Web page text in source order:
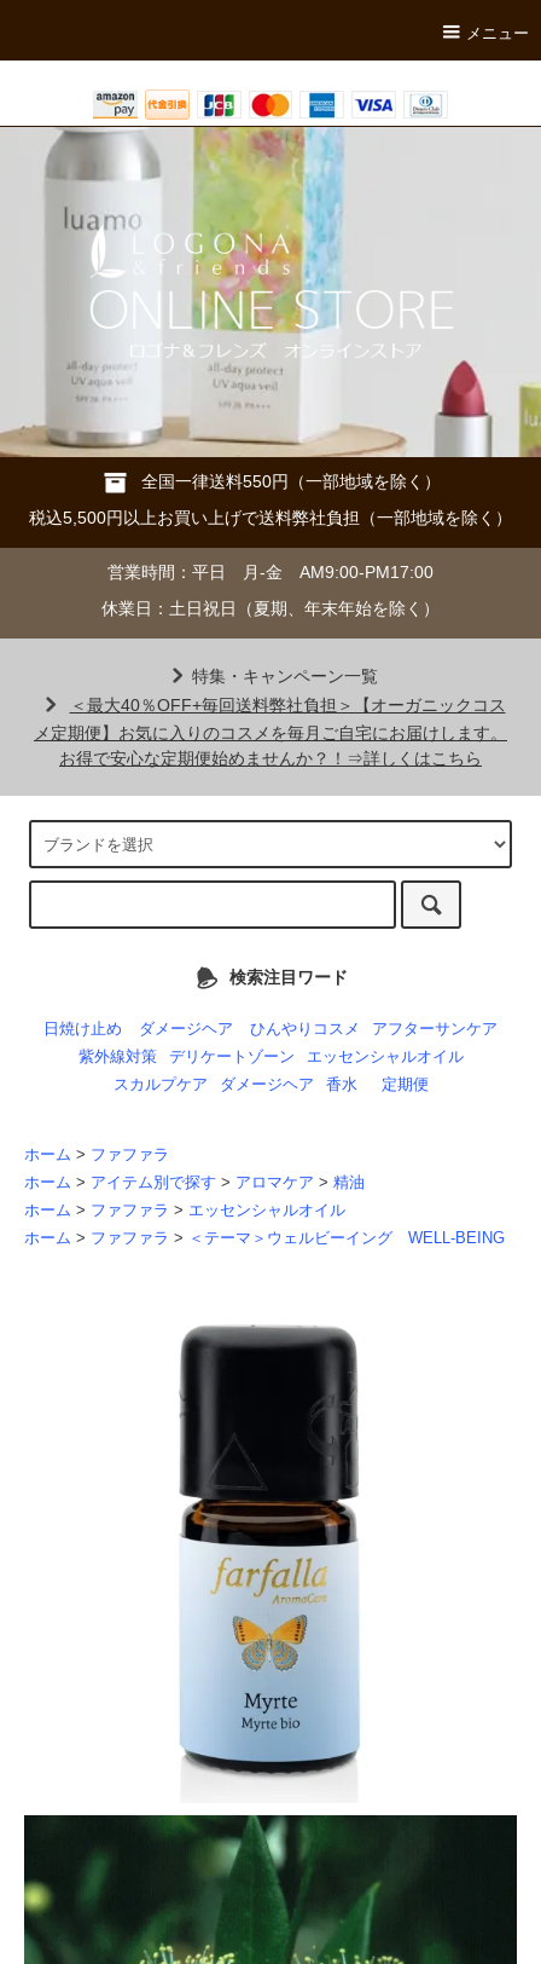
メニュー
全国一律送料550円（一部地域を除く）
税込5,500円以上お買い上げで送料弊社負担（一部地域を除く）
営業時間：平日 月-金 AM9:00-PM17:00
休業日：土日祝日（夏期、年末年始を除く）
特集・キャンペーン一覧
＜最大40％OFF+毎回送料弊社負担＞【オーガニックコス
メ定期便】お気に入りのコスメを毎月ご自宅にお届けします。
お得で安心な定期便始めませんか？！⇒詳しくはこちら
検索注目ワード
日焼け止め ダメージヘア ひんやりコスメ
アフターサンケア
紫外線対策
デリケートゾーン
エッセンシャルオイル
スカルプケア
ダメージヘア 香水 定期便
ホーム > ファファラ
ホーム > アイテム別で探す > アロマケア > 精油
ホーム > ファファラ > エッセンシャルオイル
ホーム > ファファラ > ＜テーマ＞ウェルビーイング WELL-BEING